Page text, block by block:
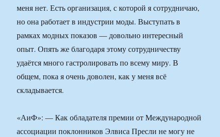
меня нет. Есть организация, с которой я сотрудничаю,
но она работает в индустрии моды. Выступать в
рамках модных показов — довольно интересный
опыт. Опять же благодаря этому сотрудничеству
удаётся много гастролировать по всему миру. В
общем, пока я очень доволен, как у меня всё
складывается.
«АиФ»: — Как обладателя премии от Международной
ассоциации поклонников Элвиса Пресли не могу не